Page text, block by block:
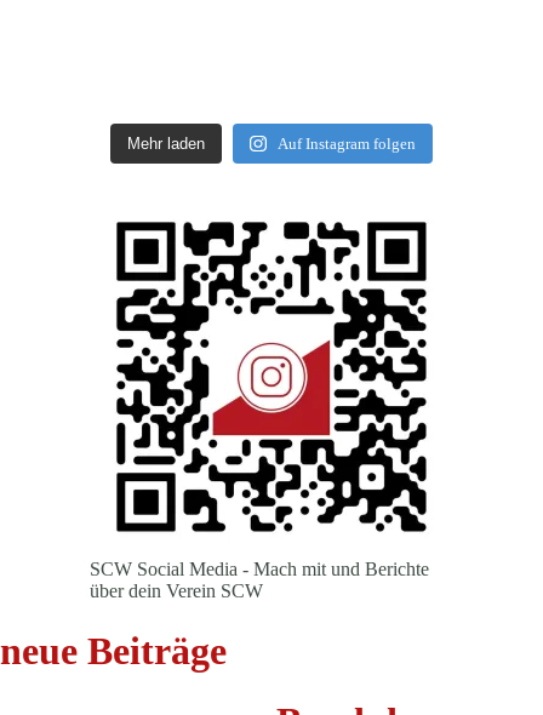
Mehr laden Auf Instagram folgen
SCW Social Media - Mach mit und Berichte
über dein Verein SCW
neue Beiträge